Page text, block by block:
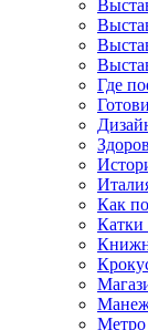
Где
Как
Катки